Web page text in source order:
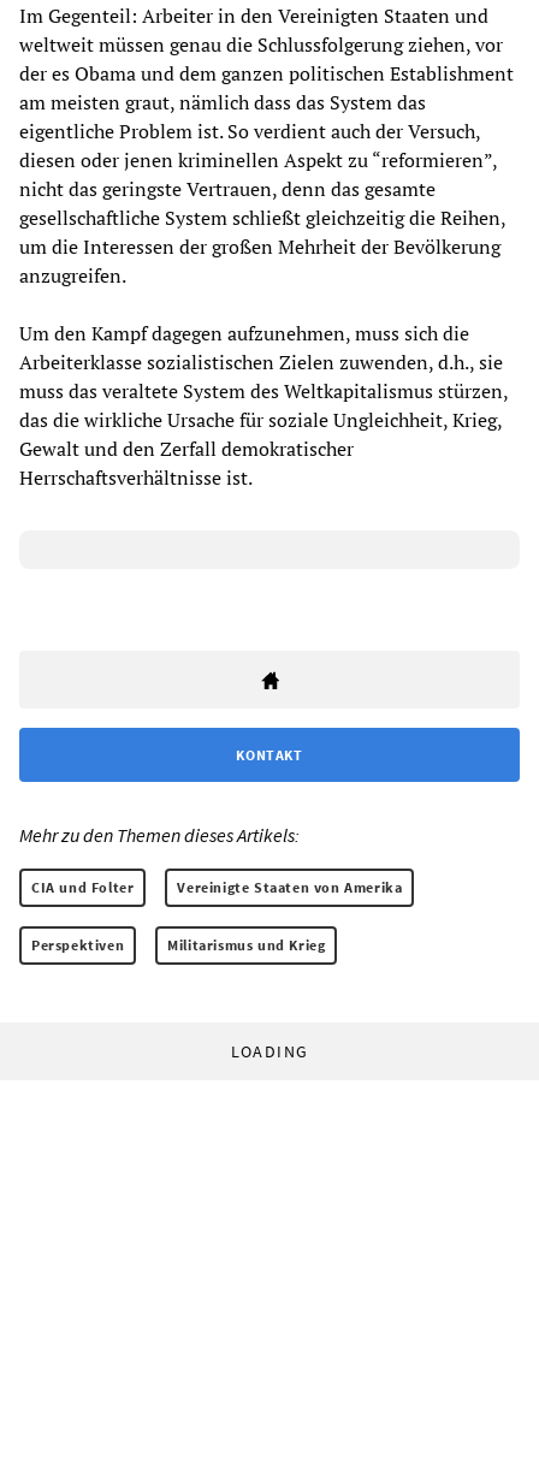
Im Gegenteil: Arbeiter in den Vereinigten Staaten und
weltweit müssen genau die Schlussfolgerung ziehen, vor
der es Obama und dem ganzen politischen Establishment
am meisten graut, nämlich dass das System das
eigentliche Problem ist. So verdient auch der Versuch,
diesen oder jenen kriminellen Aspekt zu “reformieren”,
nicht das geringste Vertrauen, denn das gesamte
gesellschaftliche System schließt gleichzeitig die Reihen,
um die Interessen der großen Mehrheit der Bevölkerung
anzugreifen.
Um den Kampf dagegen aufzunehmen, muss sich die
Arbeiterklasse sozialistischen Zielen zuwenden, d.h., sie
muss das veraltete System des Weltkapitalismus stürzen,
das die wirkliche Ursache für soziale Ungleichheit, Krieg,
Gewalt und den Zerfall demokratischer
Herrschaftsverhältnisse ist.
KONTAKT
Mehr zu den Themen dieses Artikels:
CIA und Folter Vereinigte Staaten von Amerika
Perspektiven Militarismus und Krieg
LOADING